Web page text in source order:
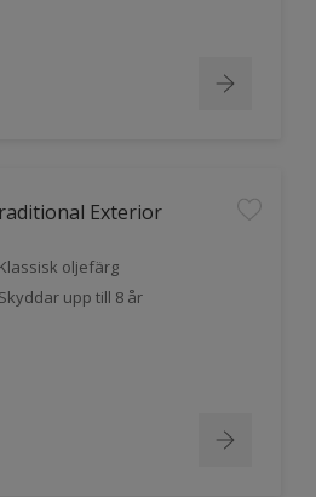
Exterior
Klassisk oljefärg
Skyddar upp till 8 år